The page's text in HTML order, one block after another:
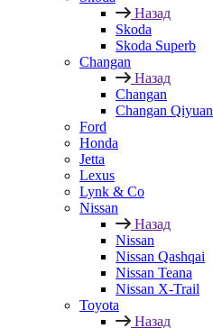
Назад
Skoda
Skoda Superb
Changan
Назад
Changan
Changan Qiyuan
Ford
Honda
Jetta
Lexus
Lynk & Co
Nissan
Назад
Nissan
Nissan Qashqai
Nissan Teana
Nissan X-Trail
Toyota
Назад